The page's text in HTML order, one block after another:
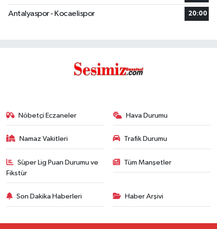
Antalyaspor - Kocaelispor 20:00
Nöbetçi Eczaneler Hava Durumu
Namaz Vakitleri Trafik Durumu
Süper Lig Puan Durumu ve
Fikstür
Tüm Manşetler
Son Dakika Haberleri Haber Arşivi